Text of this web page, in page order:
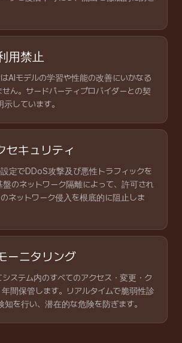
用禁止
AIモデルの学習や性能の改善にいかなる
ん。サードパーティプロバイダーとの契
しています。
セキュリティ
設定でDDoS攻撃及び悪性トラフィックを
盤のネットワーク隔離によって、許可され
ネットワーク侵入を根底的に阻止しま
ーニタリング
ステム内のすべてのアクセス・変更・ク
間保管します。リアルタイムで脆弱性診
を行い、潜在的な危険を防ぎます。